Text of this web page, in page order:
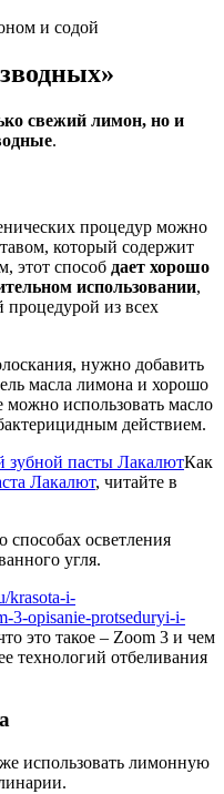
свежий лимон, но и
.
процедур можно
который содержит
этот способ дает хорошо
использовании,
процедурой из всех
нужно добавить
масла лимона и хорошо
использовать масло
действием.
Как
Лакалют, читайте в
способах осветления
угля.
krasota-i-
3-opisanie-protseduryi-i-
это такое – Zoom 3 и чем
технологий отбеливания
использовать лимонную